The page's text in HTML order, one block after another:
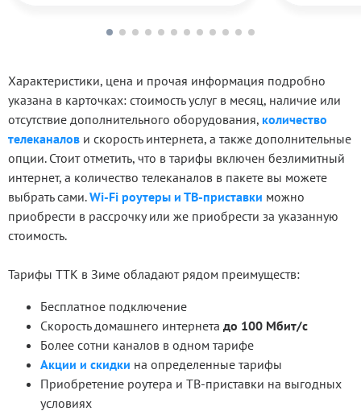
Характеристики, цена и прочая информация подробно
указана в карточках: стоимость услуг в месяц, наличие или
отсутствие дополнительного оборудования, количество
телеканалов и скорость интернета, а также дополнительные
опции. Стоит отметить, что в тарифы включен безлимитный
интернет, а количество телеканалов в пакете вы можете
выбрать сами.Wi‑Fi роутеры и ТВ‑приставки можно
приобрести в рассрочку или же приобрести за указанную
стоимость.
Тарифы ТТК в Зиме обладают рядом преимуществ:
Бесплатное подключение
Скорость домашнего интернета до 100 Мбит/с
Более сотни каналов в одном тарифе
Акции и скидки на определенные тарифы
Приобретение роутера и ТВ‑приставки на выгодных
условиях